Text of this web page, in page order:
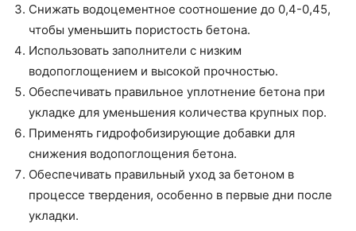
Снижать водоцементное соотношение до 0,4-0,45,
чтобы уменьшить пористость бетона.
Использовать заполнители с низким
водопоглощением и высокой прочностью.
Обеспечивать правильное уплотнение бетона при
укладке для уменьшения количества крупных пор.
Применять гидрофобизирующие добавки для
снижения водопоглощения бетона.
Обеспечивать правильный уход за бетоном в
процессе твердения, особенно в первые дни после
укладки.